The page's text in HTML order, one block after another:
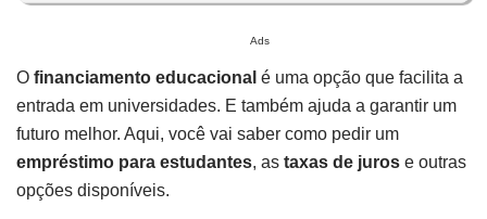
Ads
O financiamento educacional é uma opção que facilita a
entrada em universidades. E também ajuda a garantir um
futuro melhor. Aqui, você vai saber como pedir um
empréstimo para estudantes, as taxas de juros e outras
opções disponíveis.